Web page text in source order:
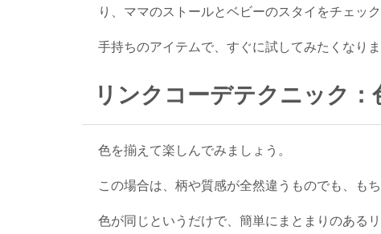
り、ママのストールとベビーのスタイをチェッ
手持ちのアイテムで、すぐに試してみたくなりま
リンクコーデテクニック：
色を揃えて楽しんでみましょう。
この場合は、柄や質感が全然違うものでも、もち
色が同じというだけで、簡単にまとまりのある